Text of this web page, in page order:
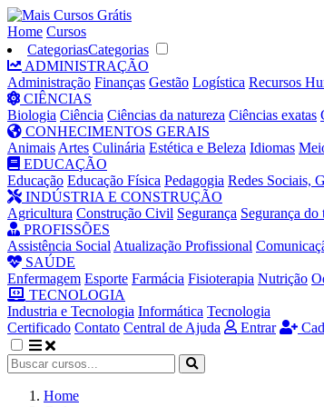
Home Cursos
CategoriasCategorias
ADMINISTRAÇÃO
Administração Finanças Gestão Logística Recursos
CIÊNCIAS
Biologia Ciência Ciências da natureza Ciências exatas
CONHECIMENTOS GERAIS
Animais Artes Culinária Estética e Beleza Idiomas
EDUCAÇÃO
Educação Educação Física Pedagogia Redes Sociais,
INDÚSTRIA E CONSTRUÇÃO
Agricultura Construção Civil Segurança Segurança do
PROFISSÕES
Assistência Social Atualização Profissional
SAÚDE
Enfermagem Esporte Farmácia Fisioterapia Nutrição
TECNOLOGIA
Industria e Tecnologia Informática Tecnologia
Certificado Contato Central de Ajuda Entrar
Home